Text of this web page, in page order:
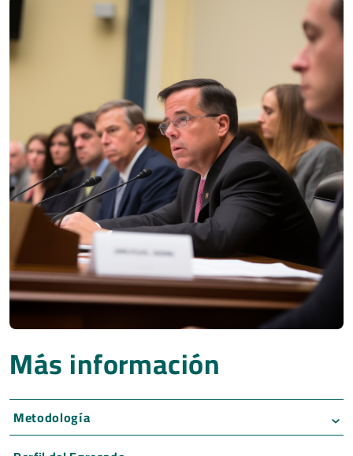
Más información
Metodología
1- Convalidación:Para convalidar los módulos de la